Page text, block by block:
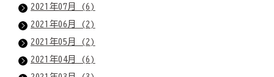
2021年07月 (6)
2021年06月 (2)
2021年05月 (2)
2021年04月 (6)